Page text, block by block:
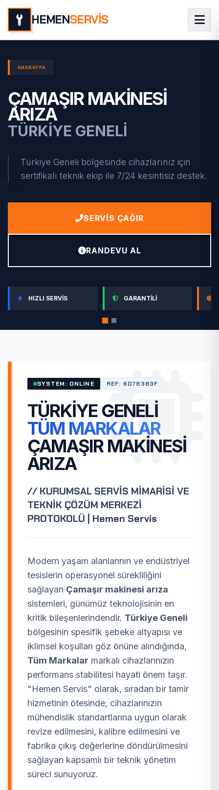
HEMENSERVİS
ANASAYFA
ÇAMAŞIR MAKINESI
ARIZA
TÜRKIYE GENELI
Türkiye Geneli bölgesinde cihazlarınız için
sertifikalı teknik ekip ile 7/24 kesintisiz destek.
SERVIS ÇAĞIR
RANDEVU AL
HIZLI SERVIS GARANTILI
SYSTEM: ONLINE REF: 6D78383F
TÜRKIYE GENELI
TÜM MARKALAR
ÇAMAŞIR MAKINESI
ARIZA
// KURUMSAL SERVİS MİMARİSİ VE
TEKNİK ÇÖZÜM MERKEZİ
PROTOKOLÜ | Hemen Servis
Modern yaşam alanlarının ve endüstriyel
tesislerin operasyonel sürekliliğini
sağlayan Çamaşır makinesi arıza
sistemleri, günümüz teknolojisinin en
kritik bileşenlerindendir. Türkiye Geneli
bölgesinin spesifik şebeke altyapısı ve
iklimsel koşulları göz önüne alındığında,
Tüm Markalar markalı cihazlarınızın
performans stabilitesi hayati önem taşır.
"Hemen Servis" olarak, sıradan bir tamir
hizmetinin ötesinde, cihazlarınızın
mühendislik standartlarına uygun olarak
revize edilmesini, kalibre edilmesini ve
fabrika çıkış değerlerine döndürülmesini
sağlayan kapsamlı bir teknik yönetim
süreci sunuyoruz.